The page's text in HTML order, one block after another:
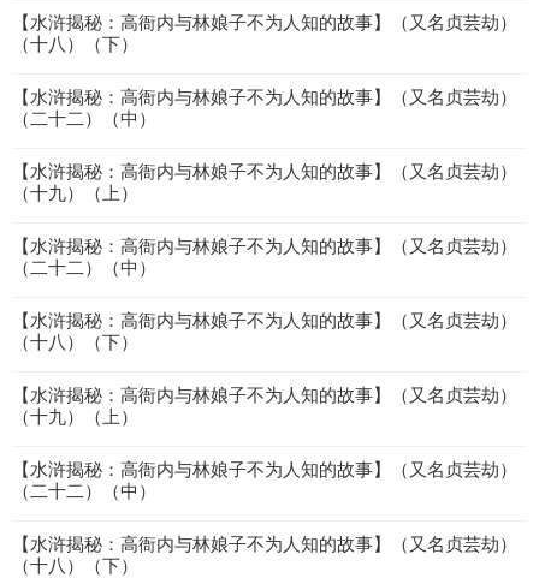
【水浒揭秘：高衙内与林娘子不为人知的故事】（又名贞芸劫）
（十八）（下）
【水浒揭秘：高衙内与林娘子不为人知的故事】（又名贞芸劫）
（二十二）（中）
【水浒揭秘：高衙内与林娘子不为人知的故事】（又名贞芸劫）
（十九）（上）
【水浒揭秘：高衙内与林娘子不为人知的故事】（又名贞芸劫）
（二十二）（中）
【水浒揭秘：高衙内与林娘子不为人知的故事】（又名贞芸劫）
（十八）（下）
【水浒揭秘：高衙内与林娘子不为人知的故事】（又名贞芸劫）
（十九）（上）
【水浒揭秘：高衙内与林娘子不为人知的故事】（又名贞芸劫）
（二十二）（中）
【水浒揭秘：高衙内与林娘子不为人知的故事】（又名贞芸劫）
（十八）（下）